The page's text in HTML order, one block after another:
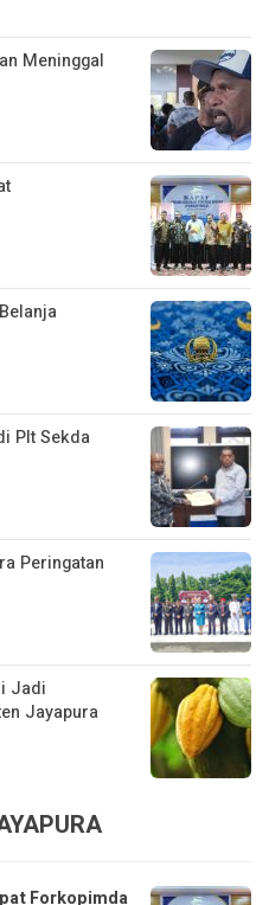
Meninggal
Plt Sekda
Peringatan
Jadi
Jayapura
Forkopimda